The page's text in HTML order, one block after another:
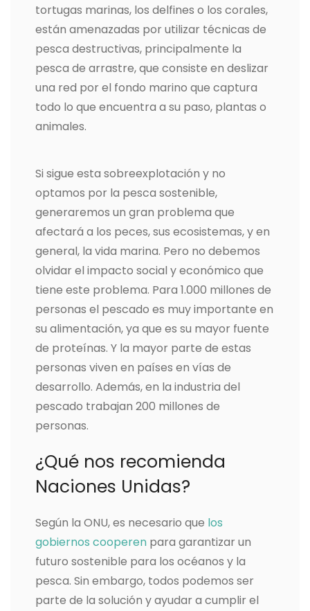
tortugas marinas, los delfines o los corales,
están amenazadas por utilizar técnicas de
pesca destructivas, principalmente la
pesca de arrastre, que consiste en deslizar
una red por el fondo marino que captura
todo lo que encuentra a su paso, plantas o
animales.
Si sigue esta sobreexplotación y no
optamos por la pesca sostenible,
generaremos un gran problema que
afectará a los peces, sus ecosistemas, y en
general, la vida marina. Pero no debemos
olvidar el impacto social y económico que
tiene este problema. Para 1.000 millones de
personas el pescado es muy importante en
su alimentación, ya que es su mayor fuente
de proteínas. Y la mayor parte de estas
personas viven en países en vías de
desarrollo. Además, en la industria del
pescado trabajan 200 millones de
personas.
¿Qué nos recomienda
Naciones Unidas?
Según la ONU, es necesario que los
gobiernos cooperen para garantizar un
futuro sostenible para los océanos y la
pesca. Sin embargo, todos podemos ser
parte de la solución y ayudar a cumplir el